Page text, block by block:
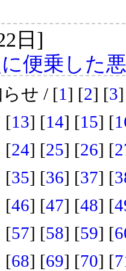
日]
便乗した
せ / [1 ] [2] [3
[13] [14] [15] [
[24] [25] [26] [
[35] [36] [37] [
[46] [47] [48] [
[57] [58] [59] [
[68] [69] [70] [